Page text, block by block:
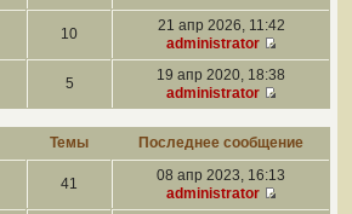
10
21 апр 2026, 11:42
administrator
5
19 апр 2020, 18:38
administrator
Темы Последнее сообщение
41
08 апр 2023, 16:13
administrator